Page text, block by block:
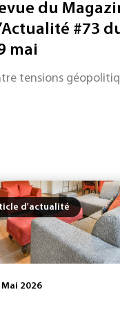
les informations
du
#73
mai
tensions
d'actualité
Mai 2026